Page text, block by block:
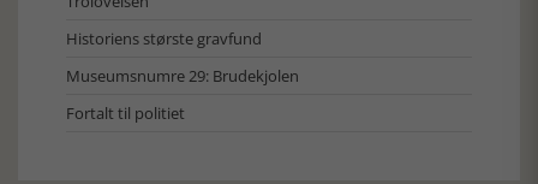
Historiens største gravfund
Museumsnumre 29: Brudekjolen
Fortalt til politiet